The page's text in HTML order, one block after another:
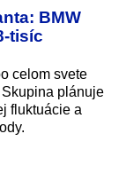
BMW
tisíc
celom svete
plánuje
fluktuácie a